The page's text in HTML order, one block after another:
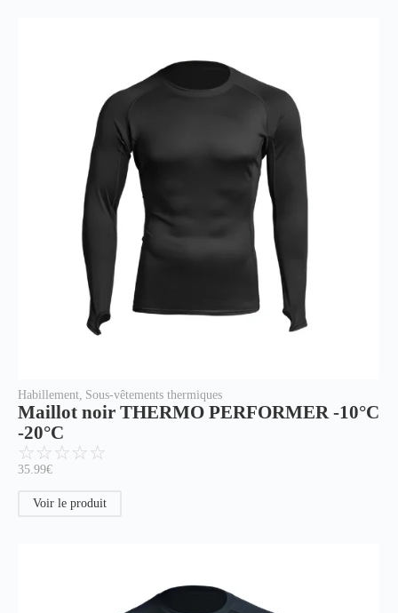
Habillement, Sous-vêtements thermiques
Maillot noir THERMO PERFORMER -10°C
-20°C
☆☆☆☆☆
35.99€
Voir le produit